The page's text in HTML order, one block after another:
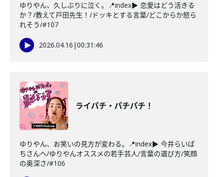
ゆりやん、久しぶりに泣く。📍index▶ 恋愛はどう活きる
か？/教えて戸田先生！/ドッキとする言葉/どこからか怒ら
れそう/#107
2026.04.16 |00:31:46
ライパチ・パチパチ！
ゆりやん、お笑いの見方が変わる。📍index▶ 今井らいぱ
ちさんへ/ゆりやんオススメの若手芸人/言葉の選び方/笑顔
の奥深さ/#106